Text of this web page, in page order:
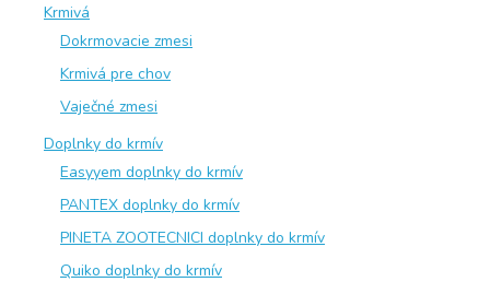
Krmivá
Dokrmovacie zmesi
Krmivá pre chov
Vaječné zmesi
Doplnky do krmív
Easyyem doplnky do krmív
PANTEX doplnky do krmív
PINETA ZOOTECNICI doplnky do krmív
Quiko doplnky do krmív